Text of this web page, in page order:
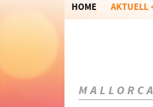
HOME AKTUELL
MALLORCA